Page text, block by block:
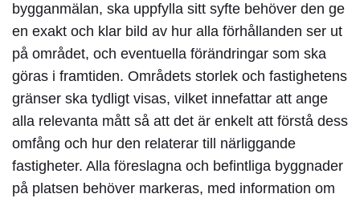
bygganmälan, ska uppfylla sitt syfte behöver den ge
en exakt och klar bild av hur alla förhållanden ser ut
på området, och eventuella förändringar som ska
göras i framtiden. Områdets storlek och fastighetens
gränser ska tydligt visas, vilket innefattar att ange
alla relevanta mått så att det är enkelt att förstå dess
omfång och hur den relaterar till närliggande
fastigheter. Alla föreslagna och befintliga byggnader
på platsen behöver markeras, med information om